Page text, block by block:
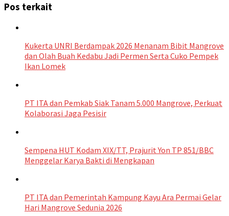
Pos terkait
Kukerta UNRI Berdampak 2026 Menanam Bibit Mangrove
dan Olah Buah Kedabu Jadi Permen Serta Cuko Pempek
Ikan Lomek
PT ITA dan Pemkab Siak Tanam 5.000 Mangrove, Perkuat
Kolaborasi Jaga Pesisir
Sempena HUT Kodam XIX/TT, Prajurit Yon TP 851/BBC
Menggelar Karya Bakti di Mengkapan
PT ITA dan Pemerintah Kampung Kayu Ara Permai Gelar
Hari Mangrove Sedunia 2026